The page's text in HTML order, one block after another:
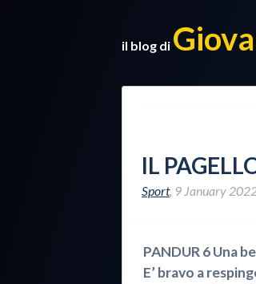
il blog di
IL
Sport, 9 January
PANDUR 6 Una
E’ bravo a